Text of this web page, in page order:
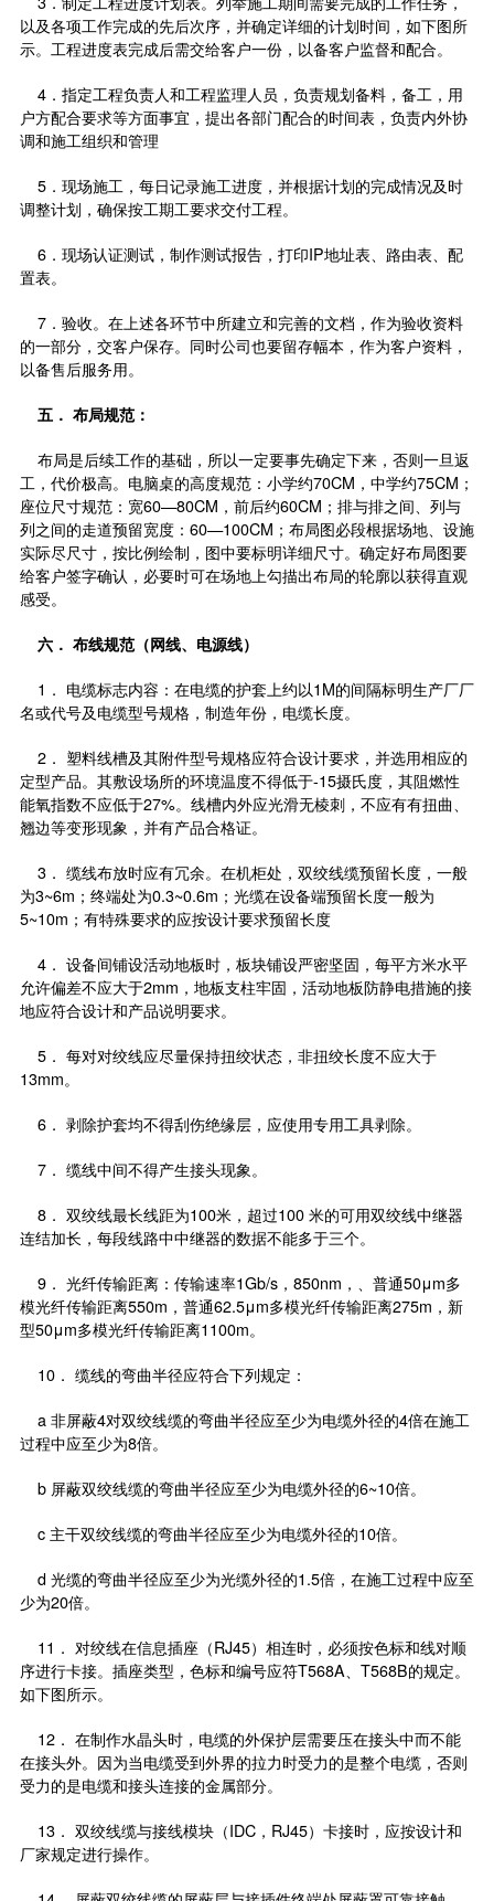
以及各项工作完成的先后次序，并确定详细的计划时间，如下图所
示。工程进度表完成后需交给客户一份，以备客户监督和配合。
4．指定工程负责人和工程监理人员，负责规划备料，备工，用
户方配合要求等方面事宜，提出各部门配合的时间表，负责内外协
调和施工组织和管理
5．现场施工，每日记录施工进度，并根据计划的完成情况及时
调整计划，确保按工期工要求交付工程。
6．现场认证测试，制作测试报告，打印IP地址表、路由表、配
置表。
7．验收。在上述各环节中所建立和完善的文档，作为验收资料
的一部分，交客户保存。同时公司也要留存幅本，作为客户资料，
以备售后服务用。
五． 布局规范：
布局是后续工作的基础，所以一定要事先确定下来，否则一旦返
工，代价极高。电脑桌的高度规范：小学约70CM，中学约75CM；
座位尺寸规范：宽60—80CM，前后约60CM；排与排之间、列与
列之间的走道预留宽度：60—100CM；布局图必段根据场地、设施
实际尽尺寸，按比例绘制，图中要标明详细尺寸。确定好布局图要
给客户签字确认，必要时可在场地上勾描出布局的轮廓以获得直观
感受。
六． 布线规范（网线、电源线）
1． 电缆标志内容：在电缆的护套上约以1M的间隔标明生产厂厂
名或代号及电缆型号规格，制造年份，电缆长度。
2． 塑料线槽及其附件型号规格应符合设计要求，并选用相应的
定型产品。其敷设场所的环境温度不得低于-15摄氏度，其阻燃性
能氧指数不应低于27%。线槽内外应光滑无棱刺，不应有有扭曲、
翘边等变形现象，并有产品合格证。
3． 缆线布放时应有冗余。在机柜处，双绞线缆预留长度，一般
为3~6m；终端处为0.3~0.6m；光缆在设备端预留长度一般为
5~10m；有特殊要求的应按设计要求预留长度
4． 设备间铺设活动地板时，板块铺设严密坚固，每平方米水平
允许偏差不应大于2mm，地板支柱牢固，活动地板防静电措施的接
地应符合设计和产品说明要求。
5． 每对对绞线应尽量保持扭绞状态，非扭绞长度不应大于
13mm。
6． 剥除护套均不得刮伤绝缘层，应使用专用工具剥除。
7． 缆线中间不得产生接头现象。
8． 双绞线最长线距为100米，超过100 米的可用双绞线中继器
连结加长，每段线路中中继器的数据不能多于三个。
9． 光纤传输距离：传输速率1Gb/s，850nm，、普通50μm多
模光纤传输距离550m，普通62.5μm多模光纤传输距离275m，新
型50μm多模光纤传输距离1100m。
10． 缆线的弯曲半径应符合下列规定：
a 非屏蔽4对双绞线缆的弯曲半径应至少为电缆外径的4倍在施工
过程中应至少为8倍。
b 屏蔽双绞线缆的弯曲半径应至少为电缆外径的6~10倍。
c 主干双绞线缆的弯曲半径应至少为电缆外径的10倍。
d 光缆的弯曲半径应至少为光缆外径的1.5倍，在施工过程中应至
少为20倍。
11． 对绞线在信息插座（RJ45）相连时，必须按色标和线对顺
序进行卡接。插座类型，色标和编号应符T568A、T568B的规定。
如下图所示。
12． 在制作水晶头时，电缆的外保护层需要压在接头中而不能
在接头外。因为当电缆受到外界的拉力时受力的是整个电缆，否则
受力的是电缆和接头连接的金属部分。
13． 双绞线缆与接线模块（IDC，RJ45）卡接时，应按设计和
厂家规定进行操作。